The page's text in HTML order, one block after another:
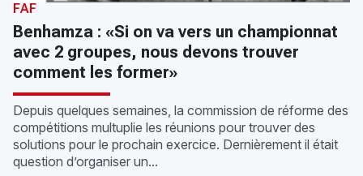
FAF
Benhamza : «Si on va vers un championnat
avec 2 groupes, nous devons trouver
comment les former»
Depuis quelques semaines, la commission de réforme des
compétitions multuplie les réunions pour trouver des
solutions pour le prochain exercice. Dernièrement il était
question d’organiser un...